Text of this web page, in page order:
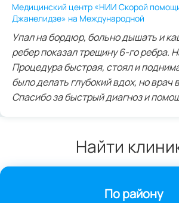
Медицинский центр «НИИ Скорой
Джанелидзе» на Международной
Упал на бордюр, больно дышать и
ребер показал трещину 6-го ребра.
Процедура быстрая, стоял и
было делать глубокий вдох, но врач
Спасибо за быстрый диагноз и
Найти
По району